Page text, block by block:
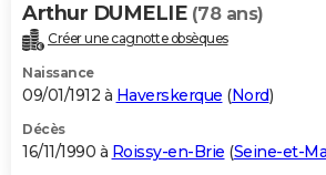
Arthur DUMELIE (78 ans)
Créer une cagnotte obsèques
Naissance
09/01/1912 à Haverskerque (Nord)
Décès
16/11/1990 à Roissy-en-Brie (Seine-et-